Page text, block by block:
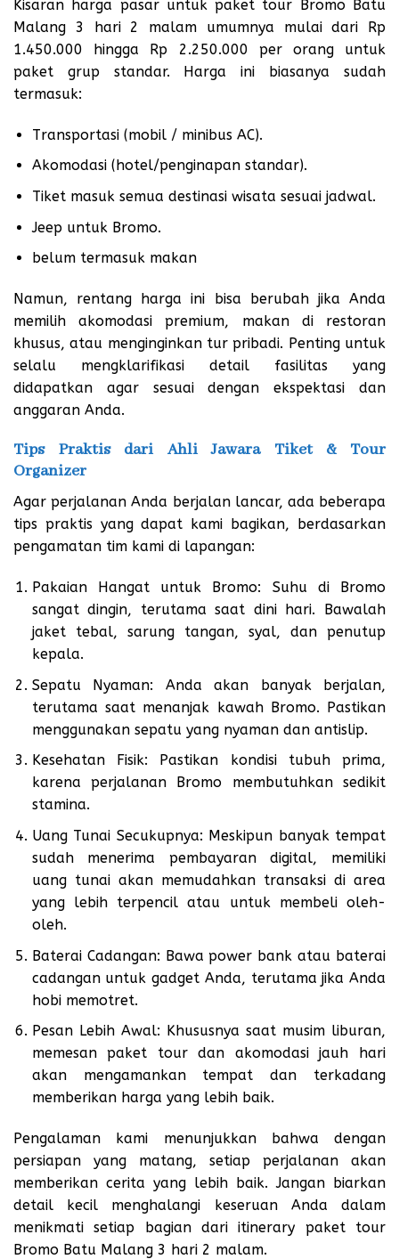
Kisaran harga pasar untuk paket tour Bromo Batu
Malang 3 hari 2 malam umumnya mulai dari Rp
1.450.000 hingga Rp 2.250.000 per orang untuk
paket grup standar. Harga ini biasanya sudah
termasuk:
Transportasi (mobil / minibus AC).
Akomodasi (hotel/penginapan standar).
Tiket masuk semua destinasi wisata sesuai jadwal.
Jeep untuk Bromo.
belum termasuk makan
Namun, rentang harga ini bisa berubah jika Anda
memilih akomodasi premium, makan di restoran
khusus, atau menginginkan tur pribadi. Penting untuk
selalu mengklarifikasi detail fasilitas yang
didapatkan agar sesuai dengan ekspektasi dan
anggaran Anda.
Tips Praktis dari Ahli Jawara Tiket & Tour
Organizer
Agar perjalanan Anda berjalan lancar, ada beberapa
tips praktis yang dapat kami bagikan, berdasarkan
pengamatan tim kami di lapangan:
Pakaian Hangat untuk Bromo: Suhu di Bromo
sangat dingin, terutama saat dini hari. Bawalah
jaket tebal, sarung tangan, syal, dan penutup
kepala.
Sepatu Nyaman: Anda akan banyak berjalan,
terutama saat menanjak kawah Bromo. Pastikan
menggunakan sepatu yang nyaman dan antislip.
Kesehatan Fisik: Pastikan kondisi tubuh prima,
karena perjalanan Bromo membutuhkan sedikit
stamina.
Uang Tunai Secukupnya: Meskipun banyak tempat
sudah menerima pembayaran digital, memiliki
uang tunai akan memudahkan transaksi di area
yang lebih terpencil atau untuk membeli oleh-
oleh.
Baterai Cadangan: Bawa power bank atau baterai
cadangan untuk gadget Anda, terutama jika Anda
hobi memotret.
Pesan Lebih Awal: Khususnya saat musim liburan,
memesan paket tour dan akomodasi jauh hari
akan mengamankan tempat dan terkadang
memberikan harga yang lebih baik.
Pengalaman kami menunjukkan bahwa dengan
persiapan yang matang, setiap perjalanan akan
memberikan cerita yang lebih baik. Jangan biarkan
detail kecil menghalangi keseruan Anda dalam
menikmati setiap bagian dari itinerary paket tour
Bromo Batu Malang 3 hari 2 malam.